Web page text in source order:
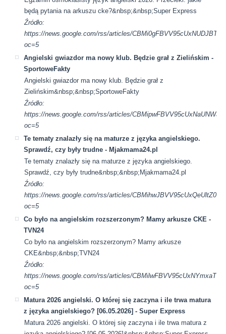
będą pytania na arkuszu cke?&nbsp;&nbsp;Super Express
Źródło:
https://news.google.com/rss/articles/
oc=5
Angielski gwiazdor ma nowy klub. Będzie grał z Zielińskim -
SportoweFakty
Angielski gwiazdor ma nowy klub. Będzie grał z
Zielińskim&nbsp;&nbsp;SportoweFakty
Źródło:
https://news.google.com/rss/articles/
oc=5
Te tematy znalazły się na maturze z języka angielskiego.
Sprawdź, czy były trudne - Mjakmama24.pl
Te tematy znalazły się na maturze z języka angielskiego.
Sprawdź, czy były trudne&nbsp;&nbsp;Mjakmama24.pl
Źródło:
https://news.google.com/rss/articles/
oc=5
Co było na angielskim rozszerzonym? Mamy arkusze CKE -
TVN24
Co było na angielskim rozszerzonym? Mamy arkusze
CKE&nbsp;&nbsp;TVN24
Źródło:
https://news.google.com/rss/articles/
oc=5
Matura 2026 angielski. O której się zaczyna i ile trwa matura
z języka angielskiego? [06.05.2026] - Super Express
Matura 2026 angielski. O której się zaczyna i ile trwa matura z